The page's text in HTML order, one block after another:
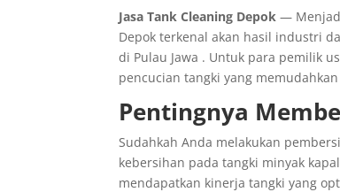
Jasa Tank Cleaning Depok —
Depok terkenal akan hasil industri
di Pulau Jawa . Untuk para pemilik
pencucian tangki yang
Pentingnya
Sudahkah Anda melakukan
kebersihan pada tangki minyak
mendapatkan kinerja tangki yang